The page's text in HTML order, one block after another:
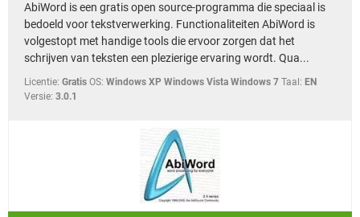
AbiWord is een gratis open source-programma die speciaal is
bedoeld voor tekstverwerking. Functionaliteiten AbiWord is
volgestopt met handige tools die ervoor zorgen dat het
schrijven van teksten een plezierige ervaring wordt. Qua...
Licentie: Gratis OS: Windows XP Windows Vista Windows 7 Taal: EN
Versie: 3.0.1